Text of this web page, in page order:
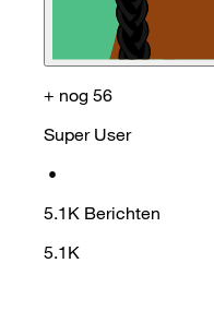
+ nog 56
Super User
•
5.1K Berichten
5.1K